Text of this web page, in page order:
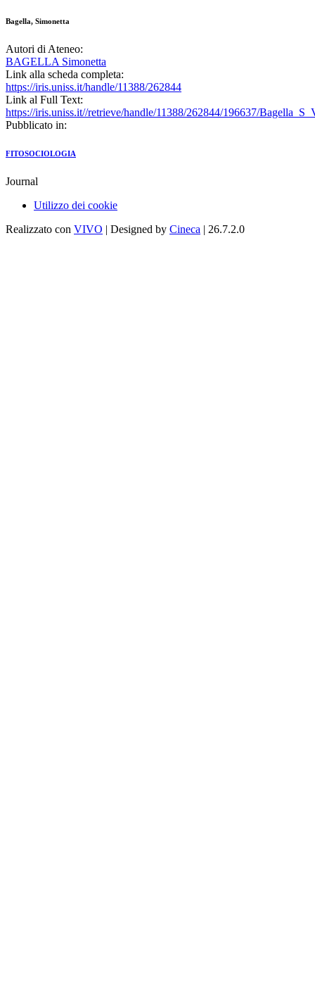
Bagella, Simonetta
Autori di Ateneo:
BAGELLA Simonetta
Link alla scheda completa:
https://iris.uniss.it/handle/11388/262844
Link al Full Text:
https://iris.uniss.it//retrieve/handle/11388/262844/196637/
Pubblicato in:
FITOSOCIOLOGIA
Journal
Utilizzo dei cookie
Realizzato con VIVO | Designed by Cineca | 26.7.2.0